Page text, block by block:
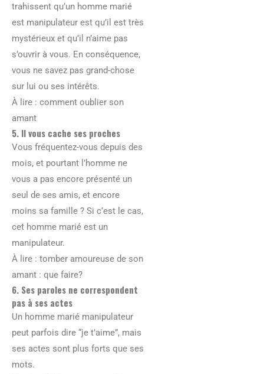
trahissent qu’un homme marié
est manipulateur est qu’il est très
mystérieux et qu’il n’aime pas
s’ouvrir à vous. En conséquence,
vous ne savez pas grand-chose
sur lui ou ses intérêts.
À lire : comment oublier son
amant
5. Il vous cache ses proches
Vous fréquentez-vous depuis des
mois, et pourtant l’homme ne
vous a pas encore présenté un
seul de ses amis, et encore
moins sa famille ? Si c’est le cas,
cet homme marié est un
manipulateur.
À lire : tomber amoureuse de son
amant : que faire?
6. Ses paroles ne correspondent
pas à ses actes
Un homme marié manipulateur
peut parfois dire “je t’aime”, mais
ses actes sont plus forts que ses
mots.